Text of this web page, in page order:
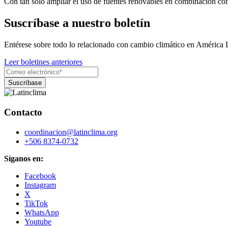
Suscríbase a nuestro boletín
Entérese sobre todo lo relacionado con cambio climático en América
Leer boletines anteriores
Contacto
coordinacion@latinclima.org
+506 8374-0732
Síganos en:
Facebook
Instagram
X
TikTok
WhatsApp
Youtube